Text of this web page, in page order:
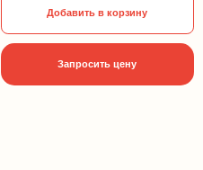
Добавить в корзину
Запросить цену